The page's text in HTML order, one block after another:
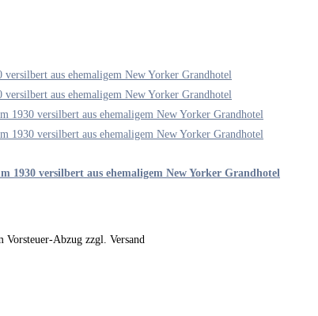
1930 versilbert aus ehemaligem New Yorker Grandhotel
Vorsteuer-Abzug zzgl. Versand